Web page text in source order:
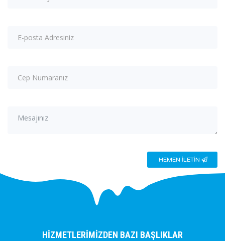
HEMEN İLETİN
HİZMETLERİMİZDEN BAZI BAŞLIKLAR